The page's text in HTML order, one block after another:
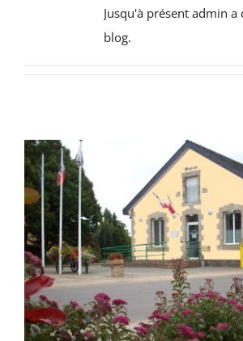
Jusqu'à présent admin a
blog.